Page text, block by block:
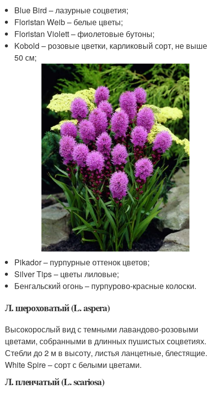
Blue Bird – лазурные соцветия;
Floristan Weib – белые цветы;
Floristan Violett – фиолетовые бутоны;
Kobold – розовые цветки, карликовый сорт, не выше
50 см;
Pikador – пурпурные оттенок цветов;
Silver Tips – цветы лиловые;
Бенгальский огонь – пурпурово-красные колоски.
Л. шероховатый (L. aspera)
Высокорослый вид с темными лавандово-розовыми
цветами, собранными в длинных пушистых соцветиях.
Стебли до 2 м в высоту, листья ланцетные, блестящие.
White Spire – сорт с белыми цветами.
Л. пленчатый (L. scariosa)